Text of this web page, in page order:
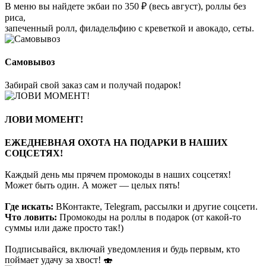
В меню вы найдете экбаи по 350 ₽ (весь август), роллы без
риса,
запеченный ролл, филадельфию с креветкой и авокадо, сеты.
Самовывоз
Забирай свой заказ сам и получай подарок!
ЛОВИ МОМЕНТ!
ЕЖЕДНЕВНАЯ ОХОТА НА ПОДАРКИ В НАШИХ
СОЦСЕТЯХ!
Каждый день мы прячем промокоды в наших соцсетях!
Может быть один. А может — целых пять!
Где искать: ВКонтакте, Telegram, рассылки и другие соцсети.
Что ловить: Промокоды на роллы в подарок (от какой-то
суммы или даже просто так!)
Подписывайся, включай уведомления и будь первым, кто
поймает удачу за хвост! 🍣